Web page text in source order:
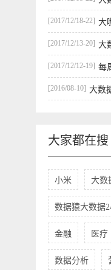
[2017/12/18-22] 大
[2017/12/13-20] 大
[2017/12/12-19] 每
[2016/08-10] 大数
大家都在搜
小米 大数
数据猿大数据
金融 医疗
数据分析